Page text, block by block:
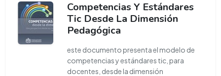
Competencias Y Estándares
Tic Desde La Dimensión
Pedagógica
este documento presenta el modelo de
competencias y estándares tic, para
docentes, desde la dimensión